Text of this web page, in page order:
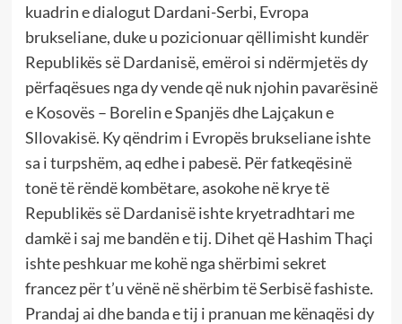
kuadrin e dialogut Dardani-Serbi, Evropa
brukseliane, duke u pozicionuar qëllimisht kundër
Republikës së Dardanisë, emëroi si ndërmjetës dy
përfaqësues nga dy vende që nuk njohin pavarësinë
e Kosovës – Borelin e Spanjës dhe Lajçakun e
Sllovakisë. Ky qëndrim i Evropës brukseliane ishte
sa i turpshëm, aq edhe i pabesë. Për fatkeqësinë
tonë të rëndë kombëtare, asokohe në krye të
Republikës së Dardanisë ishte kryetradhtari me
damkë i saj me bandën e tij. Dihet që Hashim Thaçi
ishte peshkuar me kohë nga shërbimi sekret
francez për t’u vënë në shërbim të Serbisë fashiste.
Prandaj ai dhe banda e tij i pranuan me kënaqësi dy